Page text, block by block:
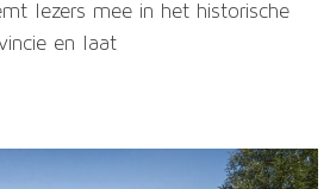
lezers mee in het historische
en laat